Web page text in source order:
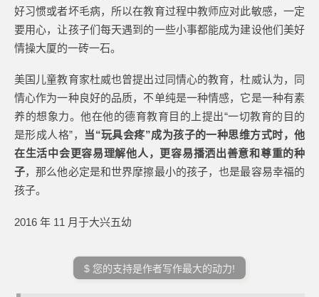
好习惯或者坏毛病，所以在教育过程中教师应对此敏感，一定
要用心，让孩子们每天遇到的一些小事都能成为建设他们美好
情操大厦的一砖一石。
美国儿童教育家杜威也曾提出过同情心的教育，杜威认为，同
情心作为一种良好的品质，不单纯是一种情感，它是一种有素
养的想象力。他在他的德育教育目的上提出“一切教育的目的
是形成人格”，
当“玩具会疼”成为孩子的一种思维方式时，他
在生活中会更容易理解他人，更容易播洒出善意和尊重的种
子，那么他必定是和世界摩擦最小的孩子，也是最容易幸福的
孩子。
2016 年 11 月于大兴五幼
$ 您的支持是作者写作最大的动力!